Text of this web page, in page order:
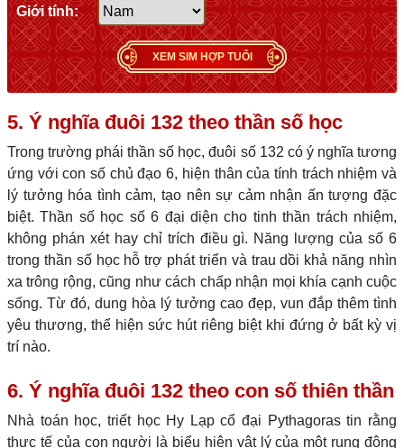
Giới tính:
XEM SIM HỢP TUỔI
5. Ý nghĩa đuôi 132 theo thần số học
Trong trường phái thần số học, đuôi số 132 có ý nghĩa tương
ứng với con số chủ đạo 6, hiện thân của tính trách nhiệm và
lý tưởng hóa tình cảm, tạo nên sự cảm nhận ấn tượng đặc
biệt. Thần số học số 6 đại diện cho tinh thần trách nhiệm,
không phán xét hay chỉ trích điều gì. Năng lượng của số 6
trong thần số học hỗ trợ phát triển và trau dồi khả năng nhìn
xa trông rộng, cũng như cách chấp nhận mọi khía cạnh cuộc
sống. Từ đó, dung hòa lý tưởng cao đẹp, vun đắp thêm tình
yêu thương, thể hiện sức hút riêng biệt khi đứng ở bất kỳ vị
trí nào.
6. Ý nghĩa đuôi 132 theo con số thiên thần
Nhà toán học, triết học Hy Lạp cổ đại Pythagoras tin rằng
thực tế của con người là biểu hiện vật lý của một rung động